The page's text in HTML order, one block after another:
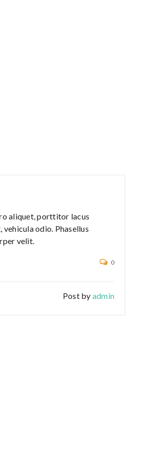
aliquet, porttitor lacus
odio. Phasellus
velit.
0
Post by admin